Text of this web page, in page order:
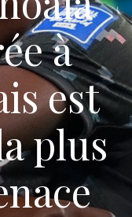
à
est
plus